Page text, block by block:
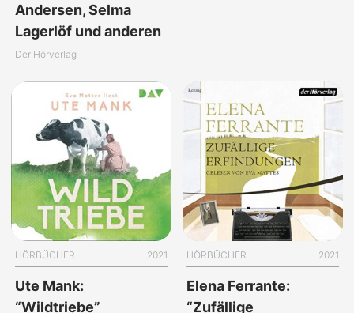
Andersen, Selma
Lagerlöf und anderen
Der Hörverlag
HÖRBÜCHER 2021
Ute Mank:
“Wildtriebe”
HÖRBÜCHER 2021
Elena Ferrante:
“Zufällige